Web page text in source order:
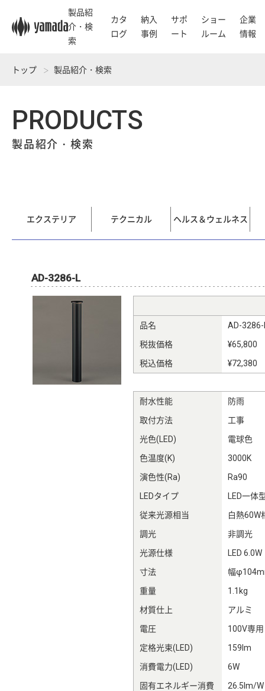
製品紹
介・検
索
カタ
ログ
納入
事例
サポ
ート
ショー
ルーム
企業
情報
トップ 製品紹介・検索
PRODUCTS
製品紹介・検索
エクステリア テクニカル ヘルス＆ウェルネス
AD-3286-L
品名
AD-3286-
税抜価格
¥65,800
税込価格
¥72,380
耐水性能
防雨
取付方法
工事
光色(LED)
電球色
色温度(K)
3000K
演色性(Ra)
Ra90
LEDタイプ
LED一体
従来光源相当
白熱60W
調光
非調光
光源仕様
LED 6.0W
寸法
幅
重量
1.1kg
材質仕上
アルミ
電圧
100V専用
定格光束(LED)
159lm
消費電力(LED)
6W
固有エネルギー消費
26.5lm/W